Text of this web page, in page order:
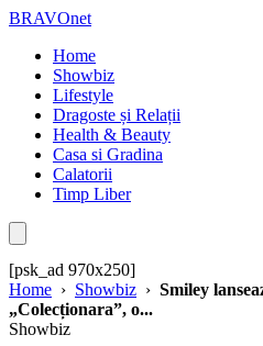
BRAVOnet
Home
Showbiz
Lifestyle
Dragoste și Relații
Health & Beauty
Casa si Gradina
Calatorii
Timp Liber
[psk_ad 970x250]
Home › Showbiz › Smiley
„Colecționara”, o...
Showbiz